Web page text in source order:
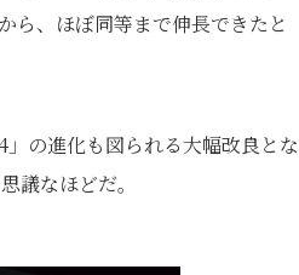
ら、ほぼ同等まで伸長できたと
の進化も図られる大幅改良とな
議なほどだ。